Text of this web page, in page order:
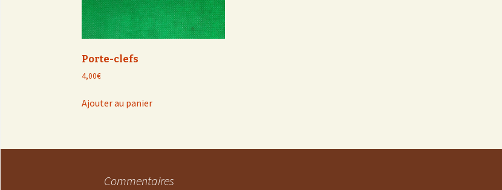
Porte-clefs
4,00€
Ajouter au panier
Commentaires